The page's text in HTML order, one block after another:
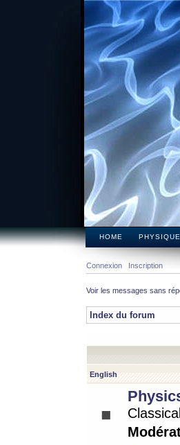
HOME PHYSIQUE
Connexion Inscription
Voir les messages sans
Index du forum
English